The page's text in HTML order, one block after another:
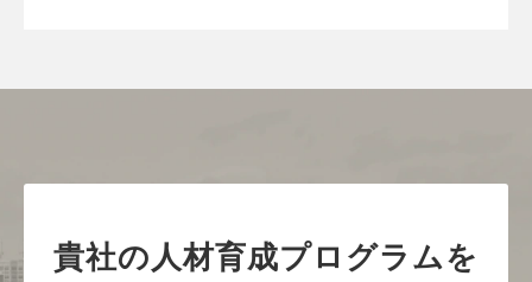
貴社の人材育成プログラムを